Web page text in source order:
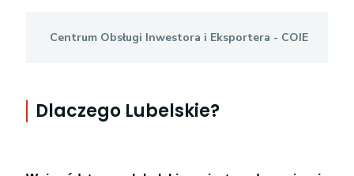
Centrum Obsługi Inwestora i Eksportera - COIE
Dlaczego Lubelskie?